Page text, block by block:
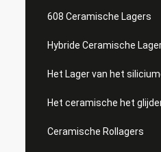
608 Ceramische Lagers
Hybride Ceramische
Het Lager van het
Het ceramische het
Ceramische Rollagers